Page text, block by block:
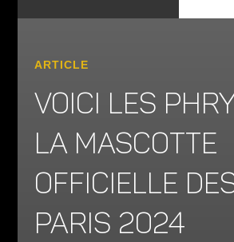
ARTICLE
VOICI LES
LA MASCOTTE
OFFICIELLE
PARIS 2024